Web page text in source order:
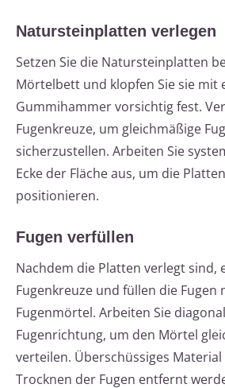
Natursteinplatten verlegen
Setzen Sie die Natursteinplatten
Mörtelbett und klopfen Sie sie mit
Gummihammer vorsichtig fest.
Fugenkreuze, um gleichmäßige
sicherzustellen. Arbeiten Sie
Ecke der Fläche aus, um die
positionieren.
Fugen verfüllen
Nachdem die Platten verlegt sind,
Fugenkreuze und füllen die Fugen
Fugenmörtel. Arbeiten Sie
Fugenrichtung, um den Mörtel
verteilen. Überschüssiges
Trocknen der Fugen entfernt